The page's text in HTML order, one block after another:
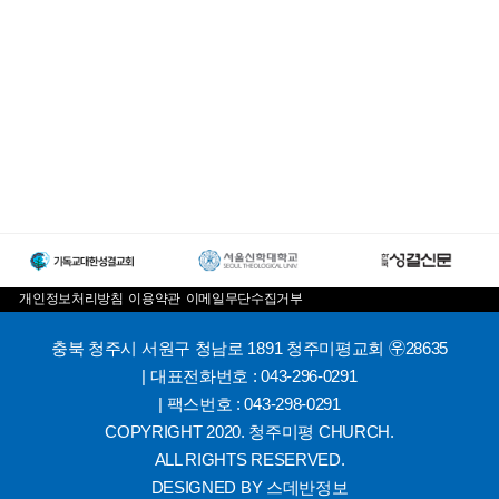
개인정보처리방침 이용약관 이메일무단수집거부
충북 청주시 서원구 청남로 1891 청주미평교회 ㉾28635
| 대표전화번호 : 043-296-0291
| 팩스번호 : 043-298-0291
COPYRIGHT 2020. 청주미평 CHURCH.
ALL RIGHTS RESERVED.
DESIGNED BY 스데반정보